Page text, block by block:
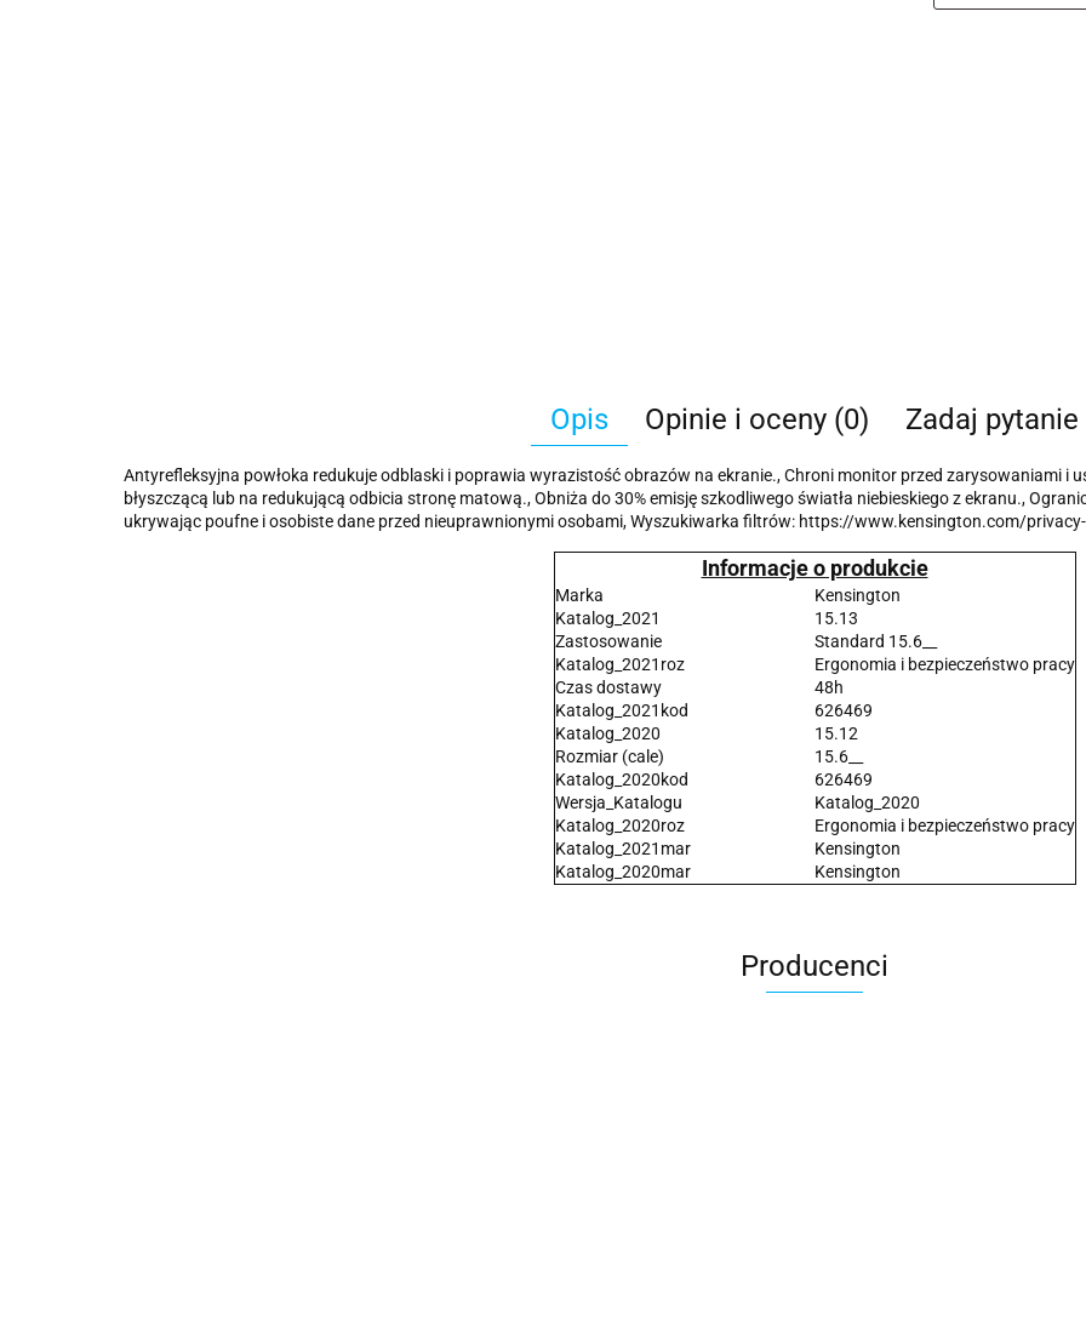
Opis Opinie i oceny (0) Zadaj pytanie
Antyrefleksyjna powłoka redukuje odblaski i poprawia wyrazistość obrazów na ekranie., Chroni monitor przed zarysowaniami i
błyszczącą lub na redukującą odbicia stronę matową., Obniża do 30% emisję szkodliwego światła niebieskiego z ekranu.,
ukrywając poufne i osobiste dane przed nieuprawnionymi osobami, Wyszukiwarka filtrów: https://www.kensington.com/
Informacje o produkcie
Marka
Kensington
Katalog_2021
15.13
Zastosowanie
Standard 15.6__
Katalog_2021roz
Ergonomia i bezpieczeństwo pracy
Czas dostawy
48h
Katalog_2021kod
626469
Katalog_2020
15.12
Rozmiar (cale)
15.6__
Katalog_2020kod
626469
Wersja_Katalogu
Katalog_2020
Katalog_2020roz
Ergonomia i bezpieczeństwo pracy
Katalog_2021mar
Kensington
Katalog_2020mar
Kensington
Producenci